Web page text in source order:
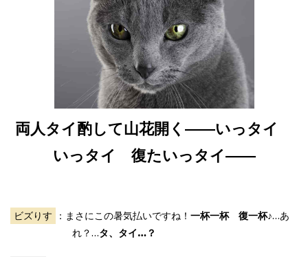
両人タイ酌して山花開く――いっタイ
いっタイ 復たいっタイ――
ビズりす ：まさにこの暑気払いですね！ 一杯一杯 復一杯♪…あ
れ？…タ、タイ…？